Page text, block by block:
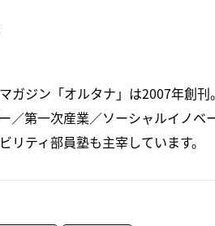
ガジン「オルタナ」は2007年創
／第一次産業／ソーシャルイノベ
リティ部員塾も主宰しています。